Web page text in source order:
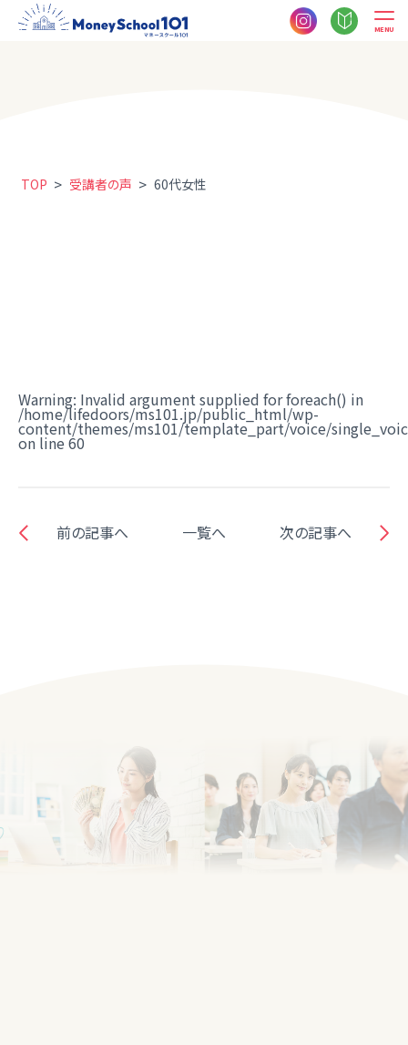
MENU
TOP > 受講者の声 > 60代女性
Warning: Invalid argument supplied for foreach() in
/home/lifedoors/ms101.jp/public_html/wp-
content/themes/ms101/template_part/voice/
on line 60
前の記事へ 一覧へ 次の記事へ